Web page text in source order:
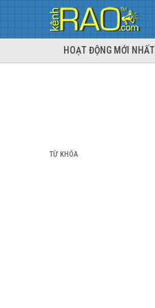
HOẠT ĐỘNG MỚI NHẤT
TỪ KHÓA